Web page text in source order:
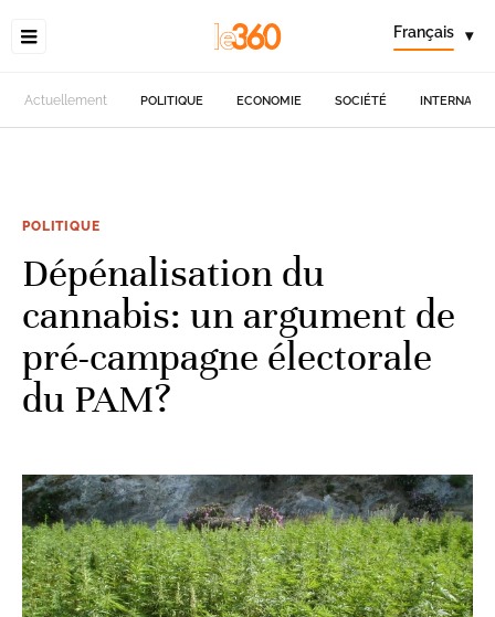
Français ▾
Actuellement POLITIQUE ECONOMIE SOCIÉTÉ
POLITIQUE
Dépénalisation du
cannabis: un argument de
pré-campagne électorale
du PAM?